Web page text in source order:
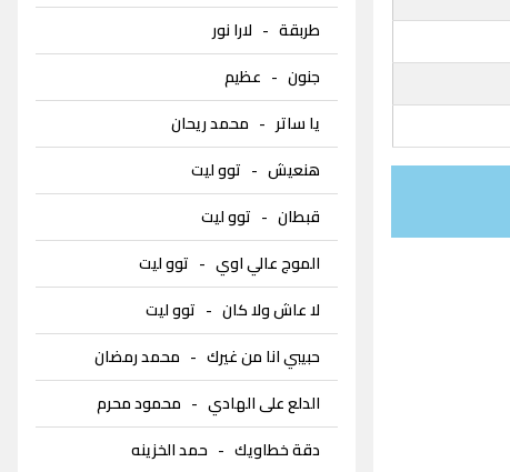
طربقة- لارا نور
جنون- عظيم
يا ساتر - محمد ريحان
هنعيش- توو ليت
قبطان- توو ليت
الموج عالي اوي- توو ليت
لا عاش ولا كان- توو ليت
حبيبي انا من غيرك- محمد رمضان
الدلع على الهادي- محمود محرم
دقة خطاويك- حمد الخزينه